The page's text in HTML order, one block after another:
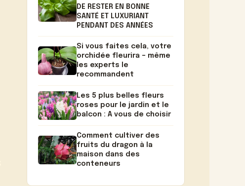
DE RESTER EN BONNE
SANTÉ ET LUXURIANT
PENDANT DES ANNÉES
Si vous faites cela, votre
orchidée fleurira – même
les experts le
recommandent
Les 5 plus belles fleurs
roses pour le jardin et le
balcon : A vous de choisir
Comment cultiver des
fruits du dragon à la
maison dans des
conteneurs